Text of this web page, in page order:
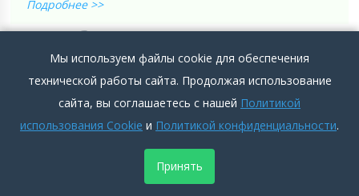
Подробнее >>
Подробнее >>
Мы используем файлы cookie для обеспечения
технической работы сайта. Продолжая использование
сайта, вы соглашаетесь с нашей Политикой
использования Cookie и Политикой конфиденциальности.
Принять